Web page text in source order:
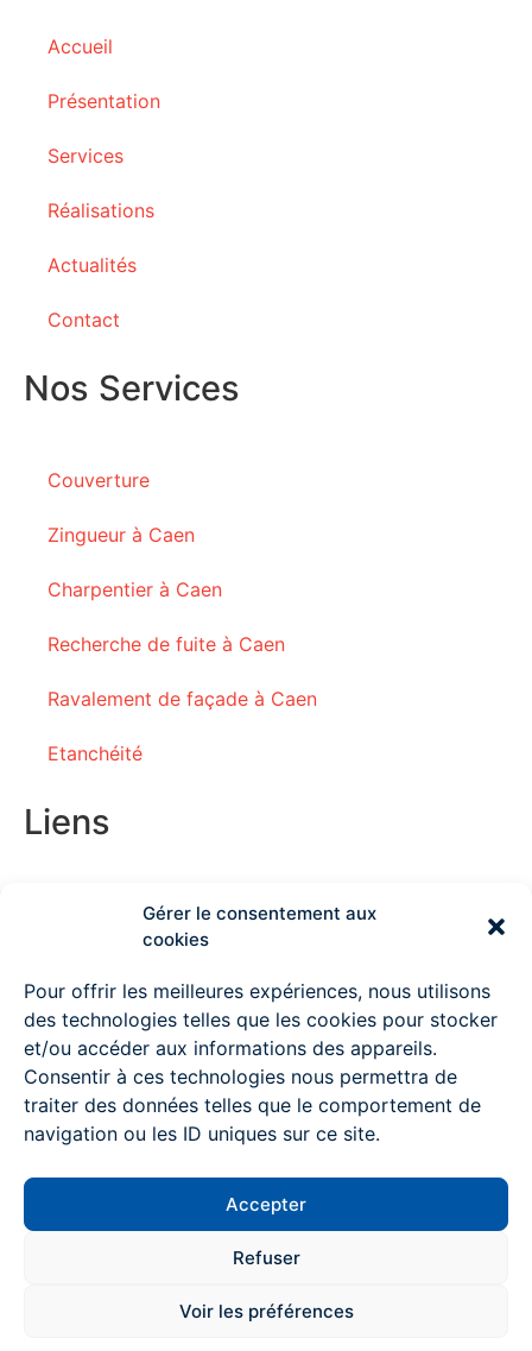
Gérer le consentement aux
cookies
Pour offrir les meilleures expériences, nous utilisons
des technologies telles que les cookies pour stocker
et/ou accéder aux informations des appareils.
Consentir à ces technologies nous permettra de
traiter des données telles que le comportement de
navigation ou les ID uniques sur ce site.
Accepter
Refuser
Voir les préférences
Accueil
Présentation
Services
Réalisations
Actualités
Contact
Nos Services
Couverture
Zingueur à Caen
Charpentier à Caen
Recherche de fuite à Caen
Ravalement de façade à Caen
Etanchéité
Liens
Couvreur Deauville
Couvreur Ouistreham
Couvreur à Pont l’Evêque
Couvreur Mondeville
Contactez-nous